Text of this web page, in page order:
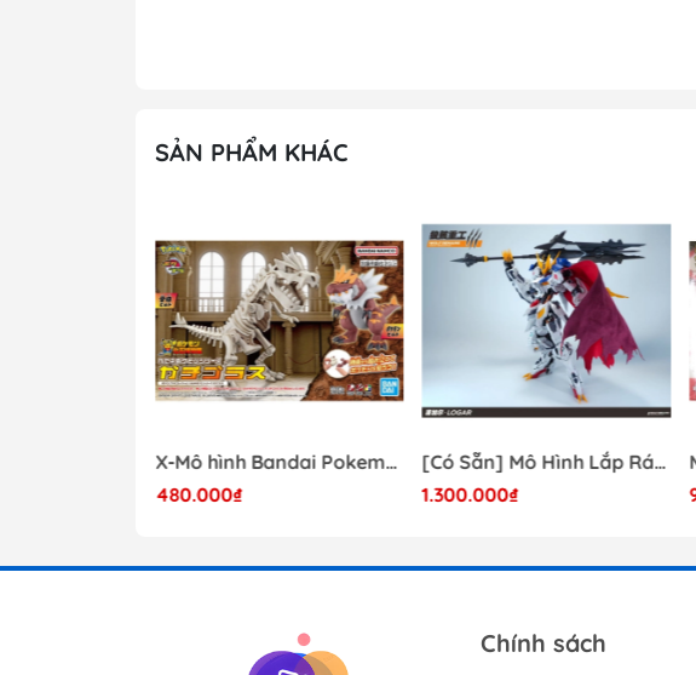
SẢN PHẨM KHÁC
X-Mô hình Bandai Pokemon PLAMO COLLECTION Fossil Pokemon Series Tyrantrum
480.000₫
[Có Sẵn] Mô Hình Lắp Ráp 1/60 Barbatos Logar Wolf Remains Meavy Industries
1.300.000₫
Chính sách